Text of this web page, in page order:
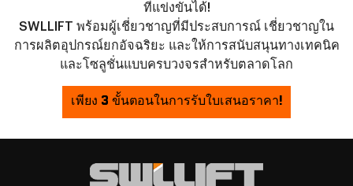
ที่แข่งขันได้!
SWLLIFT พร้อมผู้เชี่ยวชาญที่มีประสบการณ์ เชี่ยวชาญใน
การผลิตอุปกรณ์ยกอัจฉริยะ และให้การสนับสนุนทางเทคนิค
และโซลูชั่นแบบครบวงจรสำหรับตลาดโลก
เพียง 3 ขั้นตอนในการรับใบเสนอราคา!